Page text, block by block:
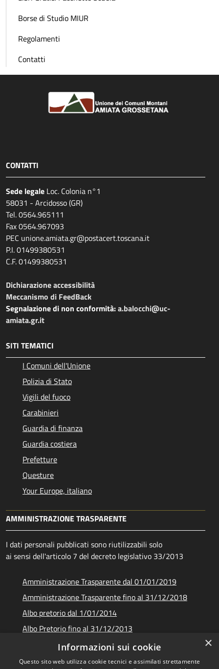
Borse di Studio MIUR
Regolamenti
Contatti
CONTATTI
Sede legale Loc. Colonia n°1
58031 - Arcidosso (GR)
Tel. 0564.965111
Fax 0564.967093
PEC unione.amiata.gr@postacert.toscana.it
P.I. 01499380531
C.F. 01499380531
Dichiarazione accessibilità
Meccanismo di FeedBack
Segnalazione di non conformità:a.balocchi@uc-
amiata.gr.it
SITI TEMATICI
I Comuni dell'Unione
Polizia di Stato
Vigili del fuoco
Carabinieri
Guardia di finanza
Guardia costiera
Prefetture
Questure
Your Europe, italiano
AMMINISTRAZIONE TRASPARENTE
I dati personali pubblicati sono riutilizzabili solo
ai sensi dell'articolo 7 del decreto legislativo 33/2013
Amministrazione Trasparente dal 01/01/2019
Amministrazione Trasparente fino al 31/12/2018
Albo pretorio dal 1/01/2014
Albo Pretorio fino al 31/12/2013
Documenti e dati
×
Informazioni sui cookie
Questo sito web utilizza cookie tecnici e assimilati strettamente